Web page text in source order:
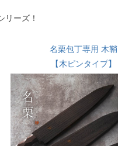
リーズ！
名栗包丁専用 木鞘
【木ピンタイプ】